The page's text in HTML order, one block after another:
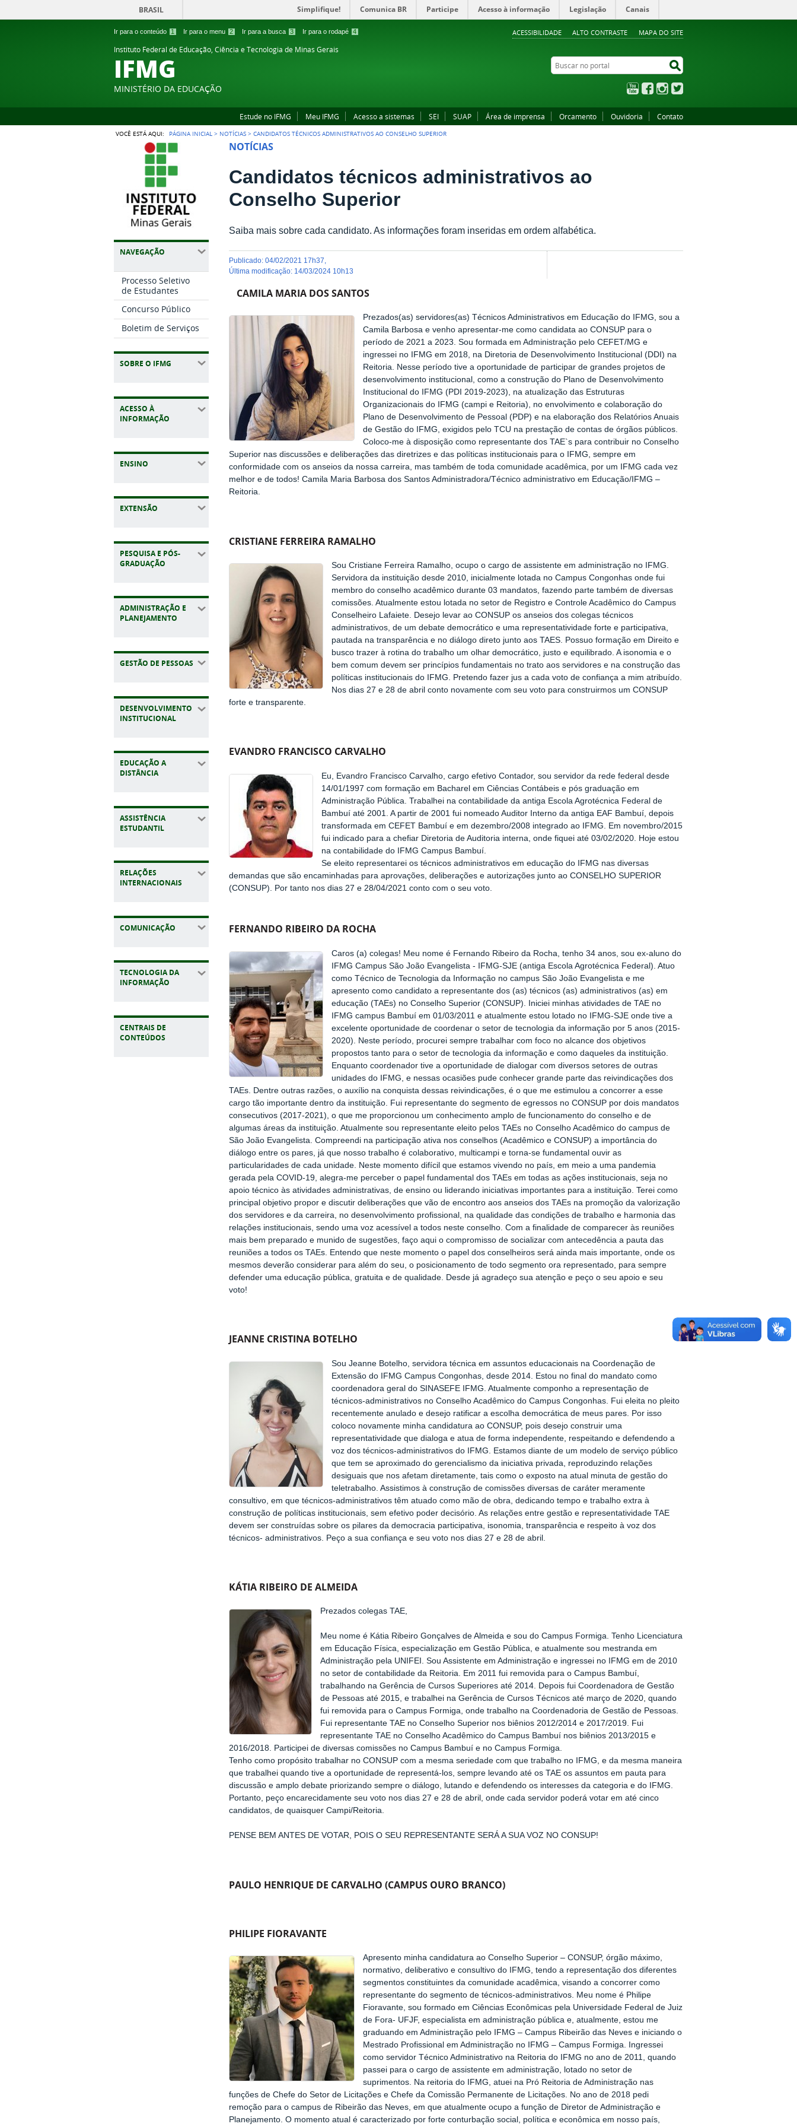
Ir para o conteúdo 1 Ir para o menu 2 Ir para a busca 3 Ir para o rodapé 4 ACESSIBILIDADE ALTO CONTRASTE MAPA DO SITE
BRASIL Simplifique! Comunica BR Participe Acesso à informação Legislação Canais
Instituto Federal de Educação, Ciência e Tecnologia de Minas Gerais
IFMG
MINISTÉRIO DA EDUCAÇÃO
Buscar no portal
YouTubeFacebookInstagram
Estude no IFMG Meu IFMG Acesso a sistemas SEI SUAP Área de imprensa Orcamento Ouvidoria Contato
VOCÊ ESTÁ AQUI: PÁGINA INICIAL > NOTÍCIAS >CANDIDATOS TÉCNICOS ADMINISTRATIVOS AO CONSELHO SUPERIOR
NAVEGAÇÃO
Processo Seletivo
de Estudantes
Concurso Público
Boletim de Serviços
SOBRE O IFMG
ACESSO À
INFORMAÇÃO
ENSINO
EXTENSÃO
PESQUISA E PÓS-
GRADUAÇÃO
ADMINISTRAÇÃO E
PLANEJAMENTO
GESTÃO DE PESSOAS
DESENVOLVIMENTO
INSTITUCIONAL
EDUCAÇÃO A
DISTÂNCIA
ASSISTÊNCIA
ESTUDANTIL
RELAÇÕES
INTERNACIONAIS
COMUNICAÇÃO
TECNOLOGIA DA
INFORMAÇÃO
CENTRAIS DE
CONTEÚDOS
NOTÍCIAS
Candidatos técnicos administrativos ao
Conselho Superior
Saiba mais sobre cada candidato. As informações foram inseridas em ordem alfabética.
publicado:04/02/2021 17h37
última modificação: 14/03/2024 10h13
CAMILA MARIA DOS SANTOS
Prezados(as) servidores(as) Técnicos Administrativos em Educação do IFMG, sou a
Camila Barbosa e venho apresentar-me como candidata ao CONSUP para o
período de 2021 a 2023. Sou formada em Administração pelo CEFET/MG e
ingressei no IFMG em 2018, na Diretoria de Desenvolvimento Institucional (DDI) na
Reitoria. Nesse período tive a oportunidade de participar de grandes projetos de
desenvolvimento institucional, como a construção do Plano de Desenvolvimento
Institucional do IFMG (PDI 2019-2023), na atualização das Estruturas
Organizacionais do IFMG (campi e Reitoria), no envolvimento e colaboração do
Plano de Desenvolvimento de Pessoal (PDP) e na elaboração dos Relatórios Anuais
de Gestão do IFMG, exigidos pelo TCU na prestação de contas de órgãos públicos.
Coloco-me à disposição como representante dos TAE`s para contribuir no Conselho
Superior nas discussões e deliberações das diretrizes e das políticas institucionais para o IFMG, sempre em
conformidade com os anseios da nossa carreira, mas também de toda comunidade acadêmica, por um IFMG cada vez
melhor e de todos! Camila Maria Barbosa dos Santos Administradora/Técnico administrativo em Educação/IFMG –
Reitoria.
CRISTIANE FERREIRA RAMALHO
Sou Cristiane Ferreira Ramalho, ocupo o cargo de assistente em administração no IFMG.
Servidora da instituição desde 2010, inicialmente lotada no Campus Congonhas onde fui
membro do conselho acadêmico durante 03 mandatos, fazendo parte também de diversas
comissões. Atualmente estou lotada no setor de Registro e Controle Acadêmico do Campus
Conselheiro Lafaiete. Desejo levar ao CONSUP os anseios dos colegas técnicos
administrativos, de um debate democrático e uma representatividade forte e participativa,
pautada na transparência e no diálogo direto junto aos TAES. Possuo formação em Direito e
busco trazer à rotina do trabalho um olhar democrático, justo e equilibrado. A isonomia e o
bem comum devem ser princípios fundamentais no trato aos servidores e na construção das
políticas institucionais do IFMG. Pretendo fazer jus a cada voto de confiança a mim atribuído.
Nos dias 27 e 28 de abril conto novamente com seu voto para construirmos um CONSUP
forte e transparente.
EVANDRO FRANCISCO CARVALHO
Eu, Evandro Francisco Carvalho, cargo efetivo Contador, sou servidor da rede federal desde
14/01/1997 com formação em Bacharel em Ciências Contábeis e pós graduação em
Administração Pública. Trabalhei na contabilidade da antiga Escola Agrotécnica Federal de
Bambuí até 2001. A partir de 2001 fui nomeado Auditor Interno da antiga EAF Bambuí, depois
transformada em CEFET Bambuí e em dezembro/2008 integrado ao IFMG. Em novembro/2015
fui indicado para a chefiar Diretoria de Auditoria interna, onde fiquei até 03/02/2020. Hoje estou
na contabilidade do IFMG Campus Bambuí.
Se eleito representarei os técnicos administrativos em educação do IFMG nas diversas
demandas que são encaminhadas para aprovações, deliberações e autorizações junto ao CONSELHO SUPERIOR
(CONSUP). Por tanto nos dias 27 e 28/04/2021 conto com o seu voto.
FERNANDO RIBEIRO DA ROCHA
Caros (a) colegas! Meu nome é Fernando Ribeiro da Rocha, tenho 34 anos, sou ex-aluno do
IFMG Campus São João Evangelista - IFMG-SJE (antiga Escola Agrotécnica Federal). Atuo
como Técnico de Tecnologia da Informação no campus São João Evangelista e me
apresento como candidato a representante dos (as) técnicos (as) administrativos (as) em
educação (TAEs) no Conselho Superior (CONSUP). Iniciei minhas atividades de TAE no
IFMG campus Bambuí em 01/03/2011 e atualmente estou lotado no IFMG-SJE onde tive a
excelente oportunidade de coordenar o setor de tecnologia da informação por 5 anos (2015-
2020). Neste período, procurei sempre trabalhar com foco no alcance dos objetivos
propostos tanto para o setor de tecnologia da informação e como daqueles da instituição.
Enquanto coordenador tive a oportunidade de dialogar com diversos setores de outras
unidades do IFMG, e nessas ocasiões pude conhecer grande parte das reivindicações dos
TAEs. Dentre outras razões, o auxílio na conquista dessas reivindicações, é o que me estimulou a concorrer a esse
cargo tão importante dentro da instituição. Fui representante do segmento de egressos no CONSUP por dois mandatos
consecutivos (2017-2021), o que me proporcionou um conhecimento amplo de funcionamento do conselho e de
algumas áreas da instituição. Atualmente sou representante eleito pelos TAEs no Conselho Acadêmico do campus de
São João Evangelista. Compreendi na participação ativa nos conselhos (Acadêmico e CONSUP) a importância do
diálogo entre os pares, já que nosso trabalho é colaborativo, multicampi e torna-se fundamental ouvir as
particularidades de cada unidade. Neste momento difícil que estamos vivendo no país, em meio a uma pandemia
gerada pela COVID-19, alegra-me perceber o papel fundamental dos TAEs em todas as ações institucionais, seja no
apoio técnico às atividades administrativas, de ensino ou liderando iniciativas importantes para a instituição. Terei como
principal objetivo propor e discutir deliberações que vão de encontro aos anseios dos TAEs na promoção da valorização
dos servidores e da carreira, no desenvolvimento profissional, na qualidade das condições de trabalho e harmonia das
relações institucionais, sendo uma voz acessível a todos neste conselho. Com a finalidade de comparecer às reuniões
mais bem preparado e munido de sugestões, faço aqui o compromisso de socializar com antecedência a pauta das
reuniões a todos os TAEs. Entendo que neste momento o papel dos conselheiros será ainda mais importante, onde os
mesmos deverão considerar para além do seu, o posicionamento de todo segmento ora representado, para sempre
defender uma educação pública, gratuita e de qualidade. Desde já agradeço sua atenção e peço o seu apoio e seu
voto!
JEANNE CRISTINA BOTELHO
Sou Jeanne Botelho, servidora técnica em assuntos educacionais na Coordenação de
Extensão do IFMG Campus Congonhas, desde 2014. Estou no final do mandato como
coordenadora geral do SINASEFE IFMG. Atualmente componho a representação de
técnicos-administrativos no Conselho Acadêmico do Campus Congonhas. Fui eleita no pleito
recentemente anulado e desejo ratificar a escolha democrática de meus pares. Por isso
coloco novamente minha candidatura ao CONSUP, pois desejo construir uma
representatividade que dialoga e atua de forma independente, respeitando e defendendo a
voz dos técnicos-administrativos do IFMG. Estamos diante de um modelo de serviço público
que tem se aproximado do gerencialismo da iniciativa privada, reproduzindo relações
desiguais que nos afetam diretamente, tais como o exposto na atual minuta de gestão do
teletrabalho. Assistimos à construção de comissões diversas de caráter meramente
consultivo, em que técnicos-administrativos têm atuado como mão de obra, dedicando tempo e trabalho extra à
construção de políticas institucionais, sem efetivo poder decisório. As relações entre gestão e representatividade TAE
devem ser construídas sobre os pilares da democracia participativa, isonomia, transparência e respeito à voz dos
técnicos- administrativos. Peço a sua confiança e seu voto nos dias 27 e 28 de abril.
KÁTIA RIBEIRO DE ALMEIDA
Prezados colegas TAE,
Meu nome é Kátia Ribeiro Gonçalves de Almeida e sou do Campus Formiga. Tenho Licenciatura
em Educação Física, especialização em Gestão Pública, e atualmente sou mestranda em
Administração pela UNIFEI. Sou Assistente em Administração e ingressei no IFMG em de 2010
no setor de contabilidade da Reitoria. Em 2011 fui removida para o Campus Bambuí,
trabalhando na Gerência de Cursos Superiores até 2014. Depois fui Coordenadora de Gestão
de Pessoas até 2015, e trabalhei na Gerência de Cursos Técnicos até março de 2020, quando
fui removida para o Campus Formiga, onde trabalho na Coordenadoria de Gestão de Pessoas.
Fui representante TAE no Conselho Superior nos biênios 2012/2014 e 2017/2019. Fui
representante TAE no Conselho Acadêmico do Campus Bambuí nos biênios 2013/2015 e
2016/2018. Participei de diversas comissões no Campus Bambuí e no Campus Formiga.
Tenho como propósito trabalhar no CONSUP com a mesma seriedade com que trabalho no IFMG, e da mesma maneira
que trabalhei quando tive a oportunidade de representá-los, sempre levando até os TAE os assuntos em pauta para
discussão e amplo debate priorizando sempre o diálogo, lutando e defendendo os interesses da categoria e do IFMG.
Portanto, peço encarecidamente seu voto nos dias 27 e 28 de abril, onde cada servidor poderá votar em até cinco
candidatos, de quaisquer Campi/Reitoria.
PENSE BEM ANTES DE VOTAR, POIS O SEU REPRESENTANTE SERÁ A SUA VOZ NO CONSUP!
PAULO HENRIQUE DE CARVALHO (CAMPUS OURO BRANCO)
PHILIPE FIORAVANTE
Apresento minha candidatura ao Conselho Superior – CONSUP, órgão máximo,
normativo, deliberativo e consultivo do IFMG, tendo a representação dos diferentes
segmentos constituintes da comunidade acadêmica, visando a concorrer como
representante do segmento de técnicos-administrativos. Meu nome é Philipe
Fioravante, sou formado em Ciências Econômicas pela Universidade Federal de Juiz
de Fora- UFJF, especialista em administração pública e, atualmente, estou me
graduando em Administração pelo IFMG – Campus Ribeirão das Neves e iniciando o
Mestrado Profissional em Administração no IFMG – Campus Formiga. Ingressei
como servidor Técnico Administrativo na Reitoria do IFMG no ano de 2011, quando
passei para o cargo de assistente em administração, lotado no setor de
suprimentos. Na reitoria do IFMG, atuei na Pró Reitoria de Administração nas
funções de Chefe do Setor de Licitações e Chefe da Comissão Permanente de Licitações. No ano de 2018 pedi
remoção para o campus de Ribeirão das Neves, em que atualmente ocupo a função de Diretor de Administração e
Planejamento. O momento atual é caracterizado por forte conturbação social, política e econômica em nosso país,